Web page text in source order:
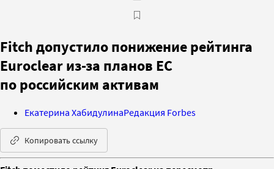
Fitch допустило понижение рейтинга
Euroclear из-за планов ЕС
по российским активам
Екатерина ХабидулинаРедакция Forbes
Копировать ссылку